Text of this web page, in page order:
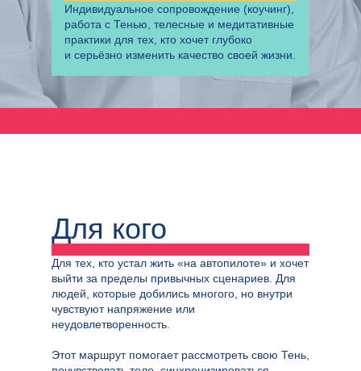
Индивидуальное сопровождение (коучинг),
работа с Тенью, телесные и медитативные
практики для тех, кто хочет глубоко
и серьёзно изменить качество своей жизни.
Для кого
Для тех, кто устал жить «на автопилоте» и хочет
выйти за пределы привычных сценариев. Для
людей, которые добились многого, но внутри
чувствуют напряжение или
неудовлетворенность.
Этот маршрут помогает рассмотреть свою Тень,